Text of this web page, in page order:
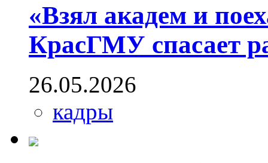
«Взял академ и
КрасГМУ спасает
26.05.2026
кадры